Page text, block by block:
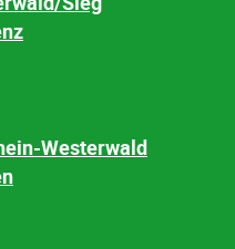
Westerwald